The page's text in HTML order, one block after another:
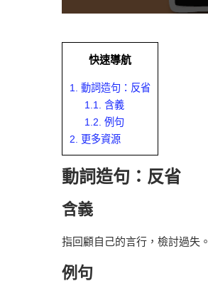
快速導航
1. 動詞造句：反省
1.1. 含義
1.2. 例句
2. 更多資源
動詞造句：反省
含義
指回顧自己的言行，檢討過失。
例句